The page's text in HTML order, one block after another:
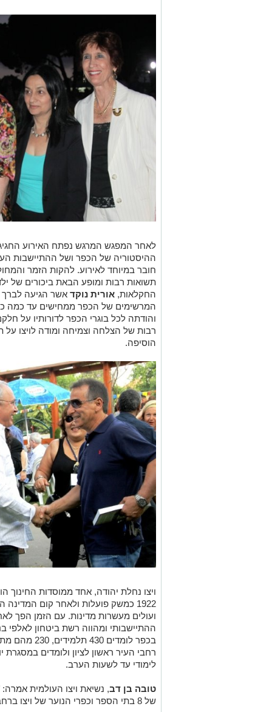
לאחר המפגש המרגש נפתח האירוע
חובר במיוחד לאירוע. להקות הזמר
תשואות רבות ומופע הבאת ביכורים של
החקלאות, אורית נוקד אשר הגיעה לברך
המרשימים של הכפר ממחישים עד כמה
והודתה לכל בוגרי הכפר לדורותיו על
רבות של הצלחה וצמיחה ומודה לויצו
הוסיפה.
ויצו נחלת יהודה, אחד ממוסדות החינוך
1922 כמשק פועלות ולאחר קום
ועולים מעשרות מדינות. עם הזמן הפך
ההתיישבותי ומהווה רשת ביטחון לאלפי
בכפר לומדים
רחבי העיר ראשון לציון ולומדים במסגרת
לימודי עד לשעות הערב.
טובה בן דב, נשיאת ויצו העולמית אמרה:
של 8 בתי הספר וכפרי הנוער של ויצו ברחבי הארץ.